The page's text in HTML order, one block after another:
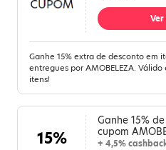
Ver
Ganhe 15% extra de desconto em
entregues por AMOBELEZA.
itens!
15%
Ganhe 15%
cupom
+ 4,5%